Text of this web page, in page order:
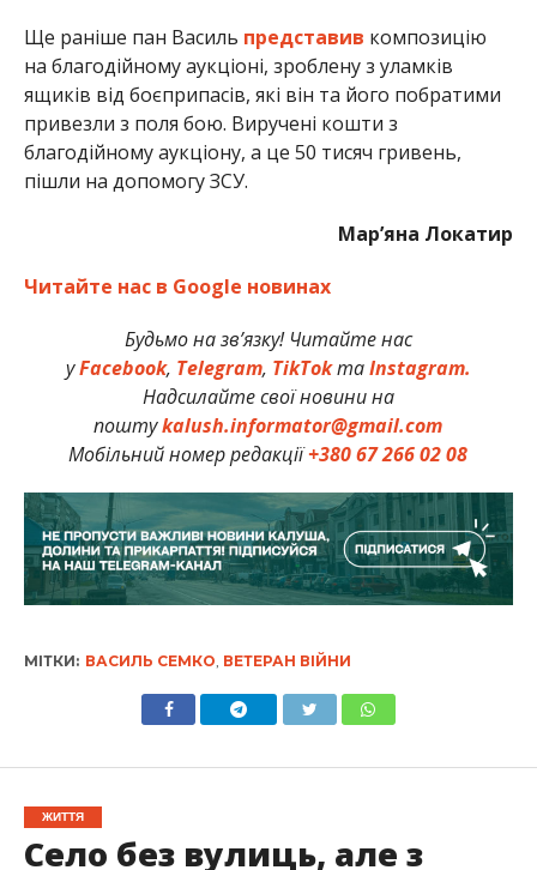
Ще раніше пан Василь представив композицію
на благодійному аукціоні, зроблену з уламків
ящиків від боєприпасів, які він та його побратими
привезли з поля бою. Виручені кошти з
благодійному аукціону, а це 50 тисяч гривень,
пішли на допомогу ЗСУ.
Мар’яна Локатир
Читайте нас в Google новинах
Будьмо на зв’язку! Читайте нас
уFacebook, Telegram, TikTokтаInstagram.
Надсилайте свої новини на
поштуkalush.informator@gmail.com
Мобільний номер редакції+380 67 266 02 08
МІТКИ: ВАСИЛЬ СЕМКО, ВЕТЕРАН ВІЙНИ
ЖИТТЯ
Село без вулиць, але з